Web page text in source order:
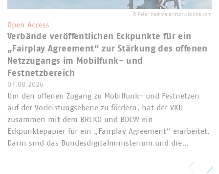
© Peter Heckmeier/stock.adobe.com
Open Access
Verbände veröffentlichen Eckpunkte für ein
„Fairplay Agreement“ zur Stärkung des offenen
Netzzugangs im Mobilfunk- und
Festnetzbereich
07.08.2026
Um den offenen Zugang zu Mobilfunk- und Festnetzen
auf der Vorleistungsebene zu fördern, hat der VKU
zusammen mit dem BREKO und BDEW ein
Eckpunktepapier für ein „Fairplay Agreement“ erarbeitet.
Darin sind das Bundesdigitalministerium und die…